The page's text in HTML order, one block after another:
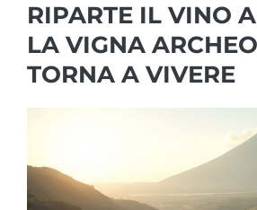
RIPARTE IL VINO
LA VIGNA
TORNA A VIVERE